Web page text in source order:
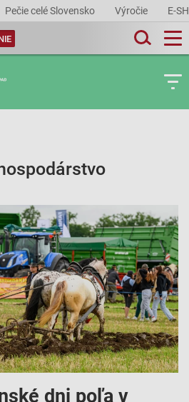
Pečie celé Slovensko Výročie E-
dni poľa v